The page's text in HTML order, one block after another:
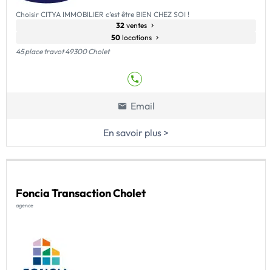
Choisir CITYA IMMOBILIER c’est être BIEN CHEZ SOI !
32 ventes
50 locations
45 place travot 49300 Cholet
Email
En savoir plus >
Foncia Transaction Cholet
agence